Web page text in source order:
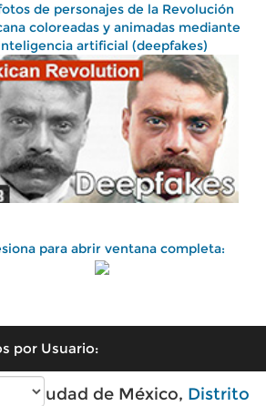
de personajes de la Revolución
coloreadas y animadas mediante
artificial (deepfakes)
para abrir ventana completa:
por Usuario:
Ciudad de México, Distrito